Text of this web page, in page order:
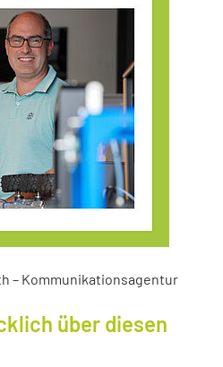
– Kommunikationsagentur
über diesen